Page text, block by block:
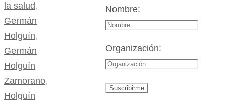
la salud ,
Germán
Holguín,
Germán
Holguín
Zamorano,
Holguín
Nombre:
Organización: